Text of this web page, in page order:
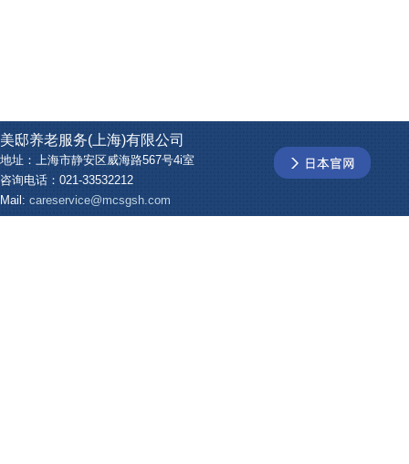
美邸养老服务(上海)有限公司
地址：上海市静安区威海路567号4i室
咨询电话：021-33532212
Mail: careservice@mcsgsh.com